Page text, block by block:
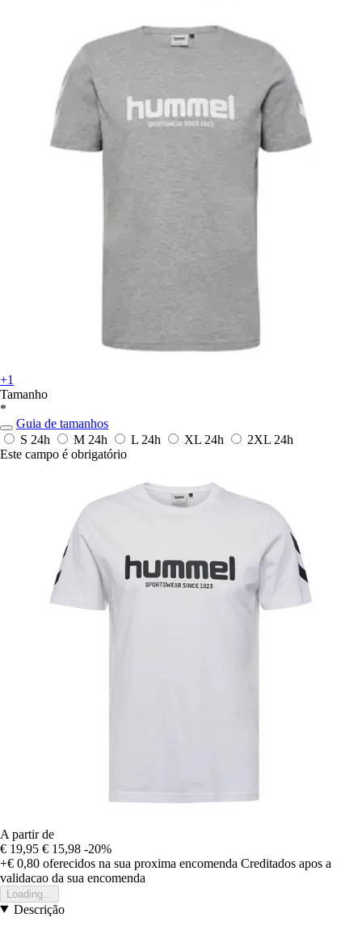
+1
Tamanho
*
Guia de tamanhos
S 24h M 24h L 24h XL 24h 2XL 24h
Este campo é obrigatório
A partir de
€ 19,95 € 15,98 -20%
+€ 0,80 oferecidos na sua proxima encomenda Creditados apos a
validacao da sua encomenda
Loading...
Descrição